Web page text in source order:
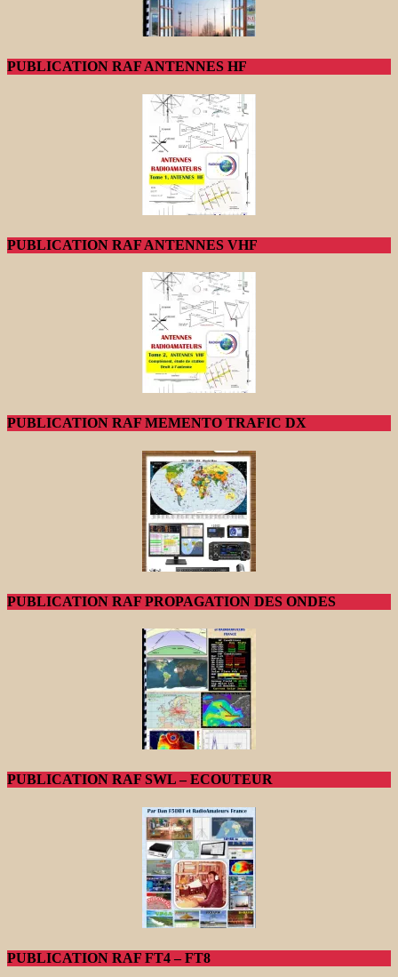
PUBLICATION RAF ANTENNES HF
PUBLICATION RAF ANTENNES VHF
PUBLICATION RAF MEMENTO TRAFIC DX
PUBLICATION RAF PROPAGATION DES ONDES
PUBLICATION RAF SWL – ECOUTEUR
PUBLICATION RAF FT4 – FT8